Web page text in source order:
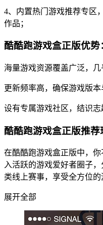
4、内置热门游戏推荐专区
作品；
酷酷跑游戏盒正版优势
海量游戏资源覆盖广泛，
更新频率高，确保游戏版
设有专属游戏社区，结识
酷酷跑游戏盒正版推荐
在酷酷跑游戏盒正版中，
入活跃的游戏爱好者圈子
类线上赛事，享受全方位的
展开全部